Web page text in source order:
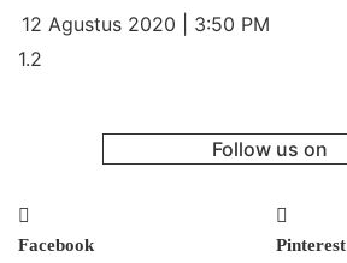
12 Agustus 2020 3:50 PM
Follow us on
Facebook Pinterest